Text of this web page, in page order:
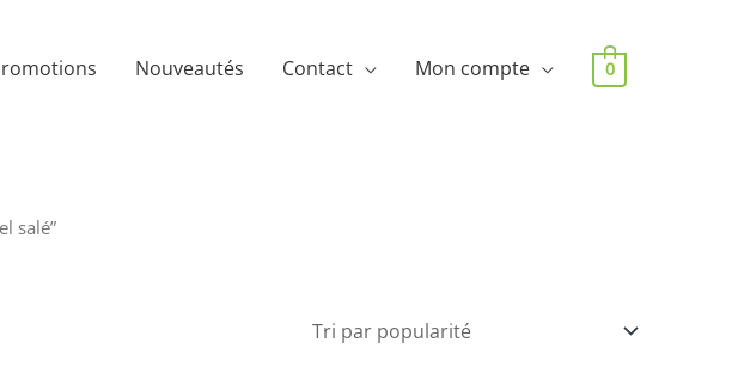
Nouveautés Contact Mon compte 0
salé”